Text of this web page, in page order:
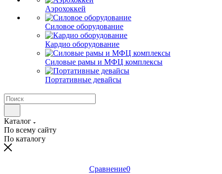
Аэрохоккей
Силовое оборудование
Кардио оборудование
Силовые рамы и МФЦ комплексы
Портативные девайсы
Каталог
По всему сайту
По каталогу
Сравнение0